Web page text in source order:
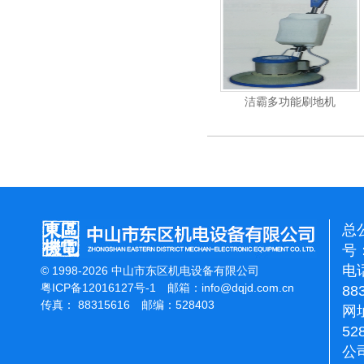
洁霸多功能刷地机
© 1998-2026 中山市东区机电设备有限公司
粤ICP备12016127号-1
邮箱： info@dqjd.com.cn
传真： 88315616 邮编：528403
总
号
电
网
公